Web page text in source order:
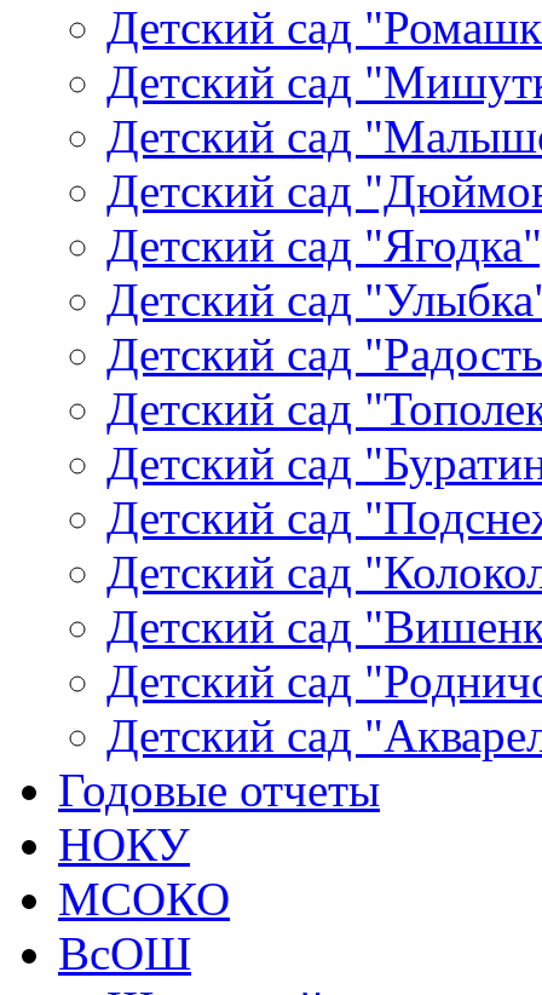
Детский сад
Детский сад
Детский сад
Детский сад
Детский сад
Детский сад
Детский сад
Детский сад
Детский сад
Детский сад
Детский сад
Детский сад
Детский сад
Детский сад
Годовые отчеты
НОКУ
МСОКО
ВсОШ